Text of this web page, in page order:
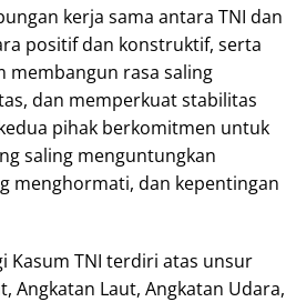
kerja sama antara TNI dan
positif dan konstruktif, serta
membangun rasa saling
dan memperkuat stabilitas
pihak berkomitmen untuk
saling menguntungkan
menghormati, dan kepentingan
Kasum TNI terdiri atas unsur
Angkatan Laut, Angkatan Udara,